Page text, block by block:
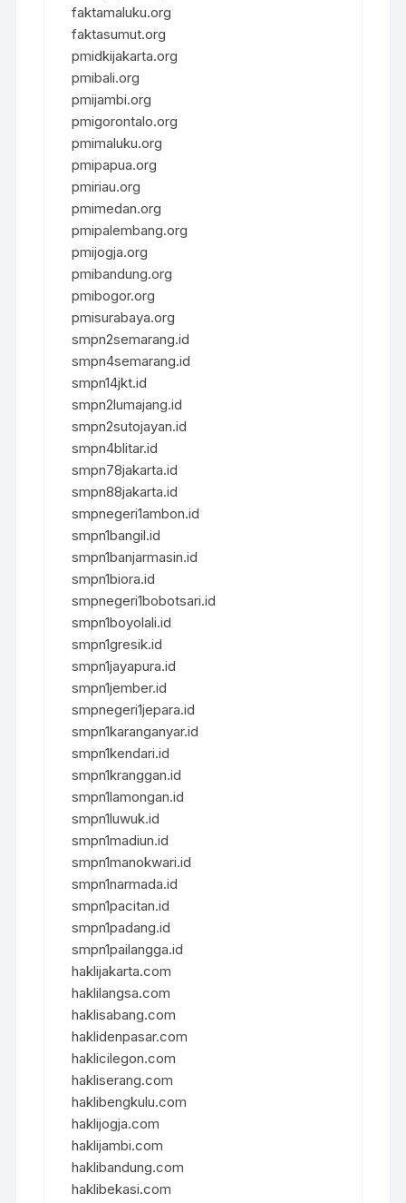
faktamaluku.org
faktasumut.org
pmidkijakarta.org
pmibali.org
pmijambi.org
pmigorontalo.org
pmimaluku.org
pmipapua.org
pmiriau.org
pmimedan.org
pmipalembang.org
pmijogja.org
pmibandung.org
pmibogor.org
pmisurabaya.org
smpn2semarang.id
smpn4semarang.id
smpn14jkt.id
smpn2lumajang.id
smpn2sutojayan.id
smpn4blitar.id
smpn78jakarta.id
smpn88jakarta.id
smpnegeri1ambon.id
smpn1bangil.id
smpn1banjarmasin.id
smpn1biora.id
smpnegeri1bobotsari.id
smpn1boyolali.id
smpn1gresik.id
smpn1jayapura.id
smpn1jember.id
smpnegeri1jepara.id
smpn1karanganyar.id
smpn1kendari.id
smpn1kranggan.id
smpn1lamongan.id
smpn1luwuk.id
smpn1madiun.id
smpn1manokwari.id
smpn1narmada.id
smpn1pacitan.id
smpn1padang.id
smpn1pailangga.id
haklijakarta.com
haklilangsa.com
haklisabang.com
haklidenpasar.com
haklicilegon.com
hakliserang.com
haklibengkulu.com
haklijogja.com
haklijambi.com
haklibandung.com
haklibekasi.com